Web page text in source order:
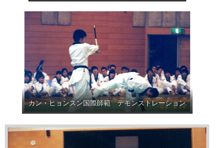
カン・ヒョンスン国際師範 デモンストレーション